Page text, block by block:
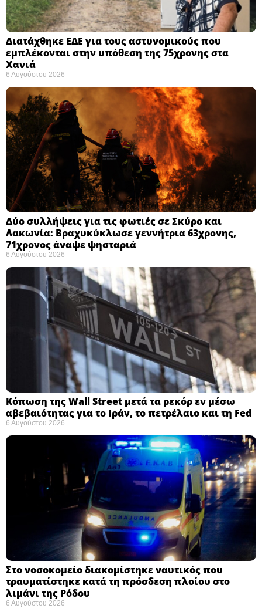
Διατάχθηκε ΕΔΕ για τους αστυνομικούς που
εμπλέκονται στην υπόθεση της 75χρονης στα
Χανιά
6 Αυγούστου 2026
Δύο συλλήψεις για τις φωτιές σε Σκύρο και
Λακωνία: Βραχυκύκλωσε γεννήτρια 63χρονης,
71χρονος άναψε ψησταριά
6 Αυγούστου 2026
Κόπωση της Wall Street μετά τα ρεκόρ εν μέσω
αβεβαιότητας για το Ιράν, το πετρέλαιο και τη Fed
6 Αυγούστου 2026
Στο νοσοκομείο διακομίστηκε ναυτικός που
τραυματίστηκε κατά τη πρόσδεση πλοίου στο
λιμάνι της Ρόδου
6 Αυγούστου 2026